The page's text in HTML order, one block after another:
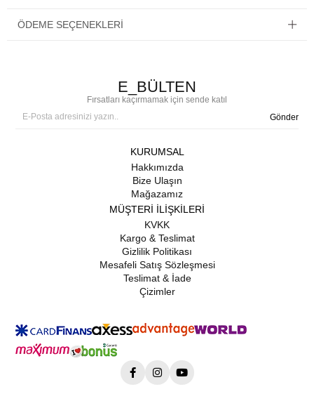
ÖDEME SEÇENEKLERI
E_BÜLTEN
Fırsatları kaçırmamak için sende katıl
Gönder
KURUMSAL
Hakkımızda
Bize Ulaşın
Mağazamız
MÜŞTERİ İLİŞKİLERİ
KVKK
Kargo & Teslimat
Gizlilik Politikası
Mesafeli Satış Sözleşmesi
Teslimat & İade
Çizimler